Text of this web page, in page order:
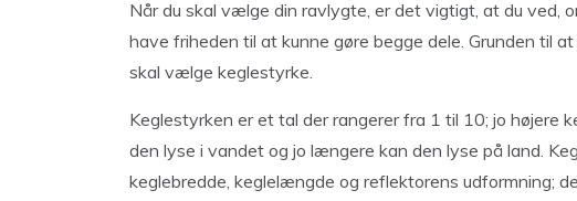
Når du skal vælge din ravlygte, er det vigtigt, at du ved,
have friheden til at kunne gøre begge dele. Grunden til
skal vælge keglestyrke.
Keglestyrken er et tal der rangerer fra 1 til 10; jo højere
den lyse i vandet og jo længere kan den lyse på land.
keglebredde, keglelængde og reflektorens udformning;